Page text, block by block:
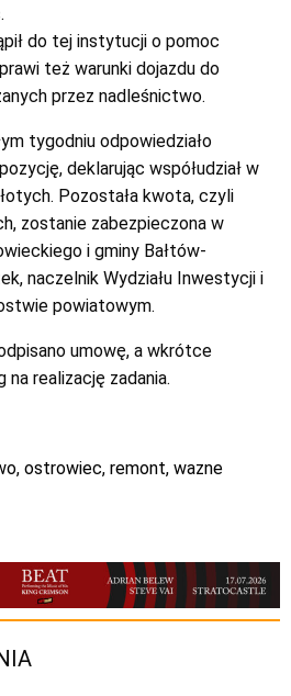
do tej instytucji o pomoc
też warunki dojazdu do
przez nadleśnictwo.
tygodniu odpowiedziało
deklarując współudział w
Pozostała kwota, czyli
zostanie zabezpieczona w
i gminy Bałtów-
naczelnik Wydziału Inwestycji i
powiatowym.
umowę, a wkrótce
na realizację zadania.
, ostrowiec, remont, wazne